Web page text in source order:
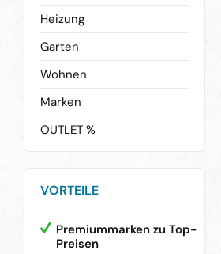
Heizung
Garten
Wohnen
Marken
OUTLET %
VORTEILE
Premiummarken zu Top-
Preisen